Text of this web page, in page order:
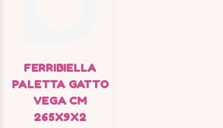
FERRIBIELLA
PALETTA GATTO
VEGA CM
265X9X2